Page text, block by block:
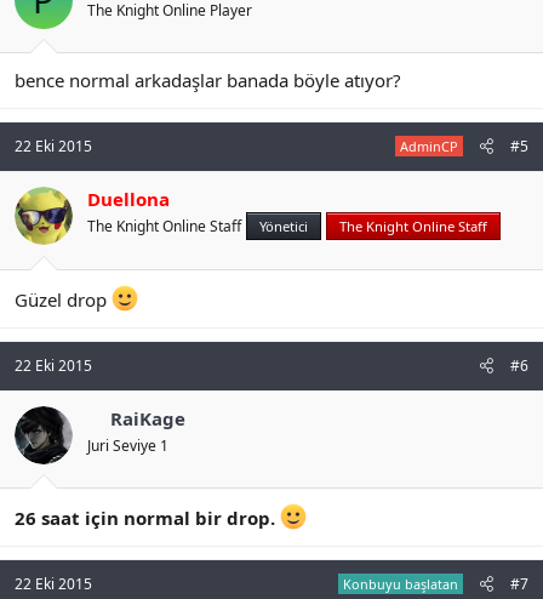
The Knight Online Player
bence normal arkadaşlar banada böyle atıyor?
22 Eki 2015 AdminCP #5
Duellona
The Knight Online Staff Yönetici The Knight Online Staff
Güzel drop
22 Eki 2015 #6
RaiKage
Juri Seviye 1
26 saat için normal bir drop.
22 Eki 2015 Konbuyu başlatan #7